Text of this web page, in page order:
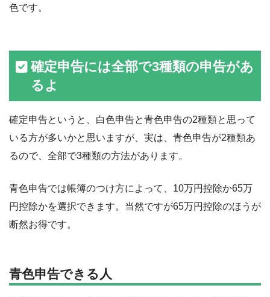
色です。
確定申告には全部で3種類の申告があ
るよ
確定申告というと、白色申告と青色申告の2種類と思って
いる方が多いかと思いますが、実は、青色申告が2種類あ
るので、全部で3種類の方法があります。
青色申告では帳簿のつけ方によって、10万円控除か65万
円控除かを選択できます。当然ですが65万円控除のほうが
断然お得です。
青色申告できる人